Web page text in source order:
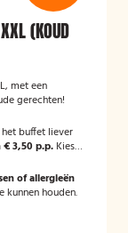
(KOUD
met een
gerechten!
buffet liever
3,50 p.p. Kies
of allergieën
houden.